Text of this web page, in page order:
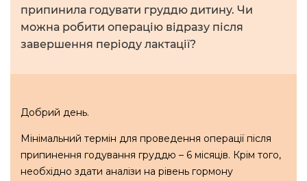
припинила годувати груддю дитину. Чи
можна робити операцію відразу після
завершення періоду лактації?
Добрий день.
Мінімальний термін для проведення операції після
припинення годування груддю – 6 місяців. Крім того,
необхідно здати аналізи на рівень гормону